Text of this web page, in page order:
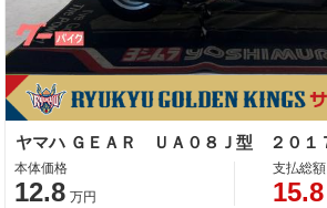
本体価格
12.8 万円
支払総額
15.8